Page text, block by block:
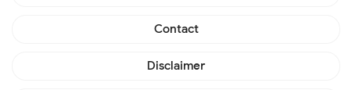
Contact
Disclaimer